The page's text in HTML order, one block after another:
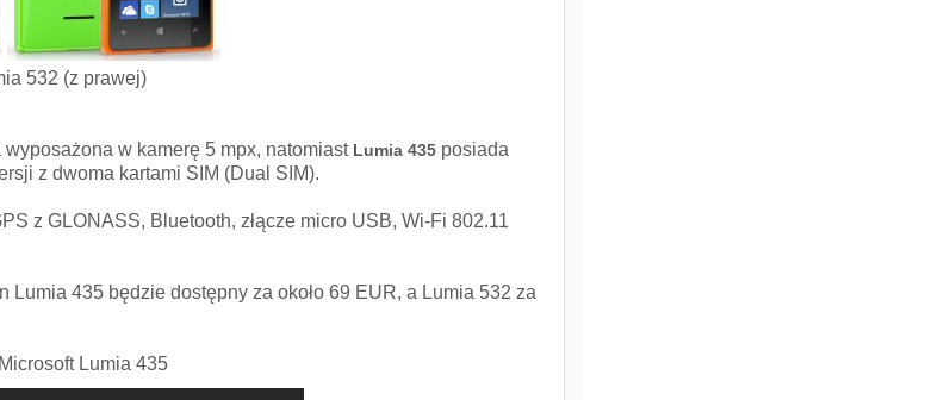
532 (z prawej)
wyposażona w kamerę 5 mpx, natomiast Lumia 435 posiada
z dwoma kartami SIM (Dual SIM).
z GLONASS, Bluetooth, złącze micro USB, Wi-Fi 802.11
435 będzie dostępny za około 69 EUR, a Lumia 532 za
Lumia 435